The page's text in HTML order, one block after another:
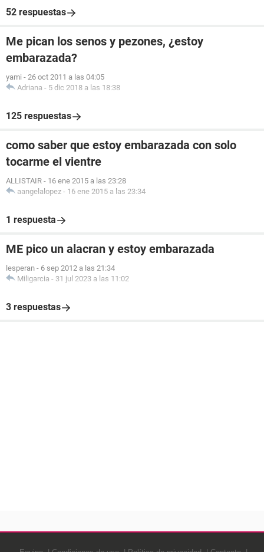
52 respuestas
Me pican los senos y pezones, ¿estoy
embarazada?
yami - 26 oct 2011 a las 04:05
Adriana - 5 dic 2018 a las 18:38
125 respuestas
como saber que estoy embarazada con solo
tocarme el vientre
ALLISTAIR - 16 ene 2015 a las 23:28
aangelalopez - 16 ene 2015 a las 23:34
1 respuesta
ME pico un alacran y estoy embarazada
lesperan - 6 sep 2012 a las 21:34
Miligarcia - 31 jul 2023 a las 11:02
3 respuestas